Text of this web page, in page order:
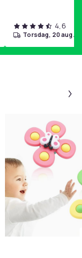
4,6
torsdag, 20 aug.
til HDMI-omformer